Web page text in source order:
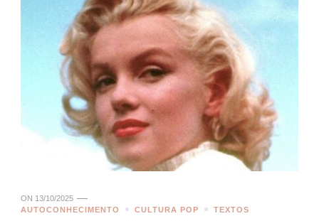
ON 13/10/2025
AUTOCONHECIMENTO
CULTURA POP TEXTOS